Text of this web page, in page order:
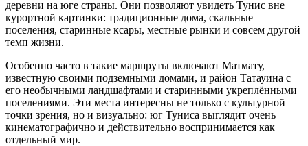
деревни на юге страны. Они позволяют увидеть Тунис вне
курортной картинки: традиционные дома, скальные
поселения, старинные ксары, местные рынки и совсем другой
темп жизни.
Особенно часто в такие маршруты включают Матмату,
известную своими подземными домами, и район Татауина с
его необычными ландшафтами и старинными укреплёнными
поселениями. Эти места интересны не только с культурной
точки зрения, но и визуально: юг Туниса выглядит очень
кинематографично и действительно воспринимается как
отдельный мир.